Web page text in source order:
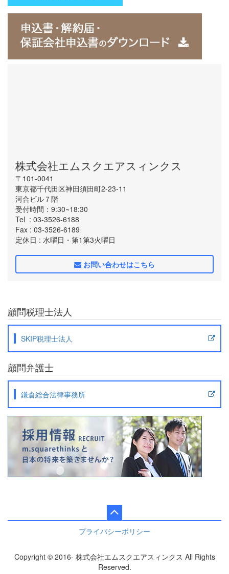
株式会社エムスクエアスィンクス
〒101-0041
東京都千代田区神田須田町2-23-11
河合ビル７階
受付時間：9:30~18:30
Tel : 03-3526-6188
Fax : 03-3526-6189
定休日 : 水曜日・第1第3火曜日
お問い合わせはこちら
顧問税理士法人
SKIP税理士法人
顧問弁護士
鎌倉総合法律事務所
プライバシーポリシー
Copyright © 2016- 株式会社エムスクエアスィンクス All Rights
Reserved.